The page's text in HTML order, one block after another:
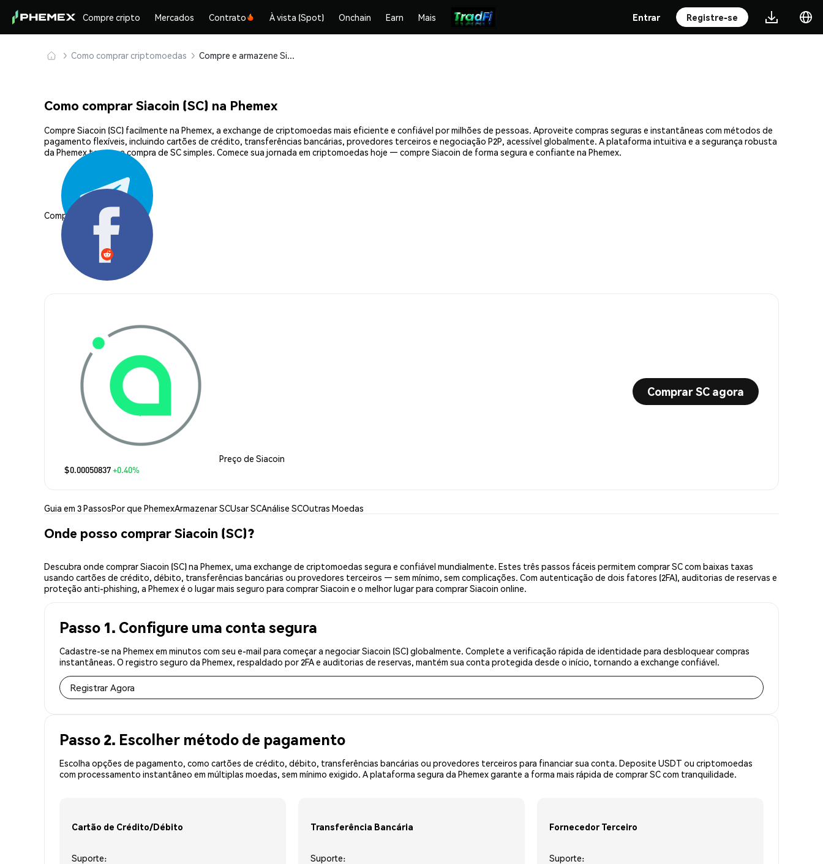
Compre cripto Mercados Contrato À vista (Spot) Onchain Earn Mais Entrar Registre-se
Como comprar criptomoedas Compre e armazene Siacoin (SC) com segurança
Como comprar Siacoin (SC) na Phemex
Compre Siacoin (SC) facilmente na Phemex, a exchange de criptomoedas mais eficiente e confiável por milhões de pessoas. Aproveite compras seguras e instantâneas com métodos de
pagamento flexíveis, incluindo cartões de crédito, transferências bancárias, provedores terceiros e negociação P2P, acessível globalmente. A plataforma intuitiva e a segurança robusta
da Phemex tornam a compra de SC simples. Comece sua jornada em criptomoedas hoje — compre Siacoin de forma segura e confiante na Phemex.
Compartilhar:
Preço de Siacoin
$0.00050837+0.40%
Comprar SC agora
Guia em 3 PassosPor que PhemexArmazenar SCUsar SCAnálise SCOutras Moedas
Onde posso comprar Siacoin (SC)?
Descubra onde comprar Siacoin (SC) na Phemex, uma exchange de criptomoedas segura e confiável mundialmente. Estes três passos fáceis permitem comprar SC com baixas taxas
usando cartões de crédito, débito, transferências bancárias ou provedores terceiros — sem mínimo, sem complicações. Com autenticação de dois fatores (2FA), auditorias de reservas e
proteção anti-phishing, a Phemex é o lugar mais seguro para comprar Siacoin e o melhor lugar para comprar Siacoin online.
Passo 1. Configure uma conta segura
Cadastre-se na Phemex em minutos com seu e-mail para começar a negociar Siacoin (SC) globalmente. Complete a verificação rápida de identidade para desbloquear compras
instantâneas. O registro seguro da Phemex, respaldado por 2FA e auditorias de reservas, mantém sua conta protegida desde o início, tornando a exchange confiável.
Registrar Agora
Passo 2. Escolher método de pagamento
Escolha opções de pagamento, como cartões de crédito, débito, transferências bancárias ou provedores terceiros para financiar sua conta. Deposite USDT ou criptomoedas
com processamento instantâneo em múltiplas moedas, sem mínimo exigido. A plataforma segura da Phemex garante a forma mais rápida de comprar SC com tranquilidade.
Cartão de Crédito/Débito
Suporte:
Transferência Bancária
Suporte:
Fornecedor Terceiro
Suporte: